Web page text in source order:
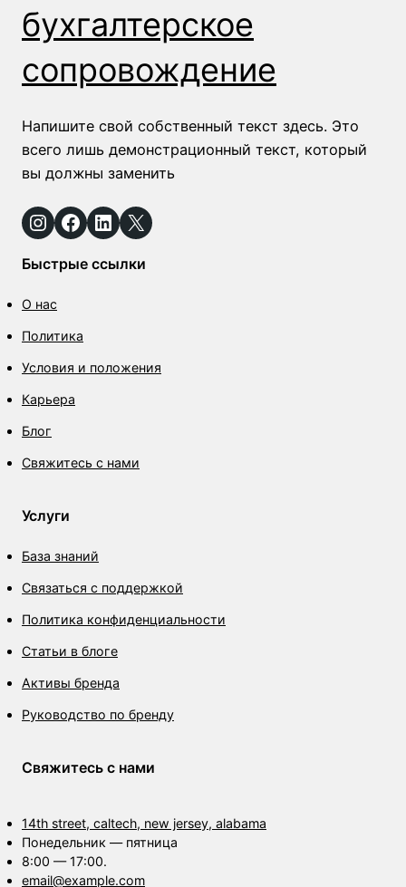
бухгалтерское
сопровождение
Напишите свой собственный текст здесь. Это
всего лишь демонстрационный текст, который
вы должны заменить
Instagram Facebook LinkedIn X
Быстрые ссылки
О нас
Политика
Условия и положения
Карьера
Блог
Свяжитесь с нами
Услуги
База знаний
Связаться с поддержкой
Политика конфиденциальности
Статьи в блоге
Активы бренда
Руководство по бренду
Свяжитесь с нами
14th street, caltech, new jersey, alabama
Понедельник — пятница
8:00 — 17:00.
email@example.com